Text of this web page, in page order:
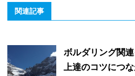
関連記事
ボルダリング関連
上達のコツにつ